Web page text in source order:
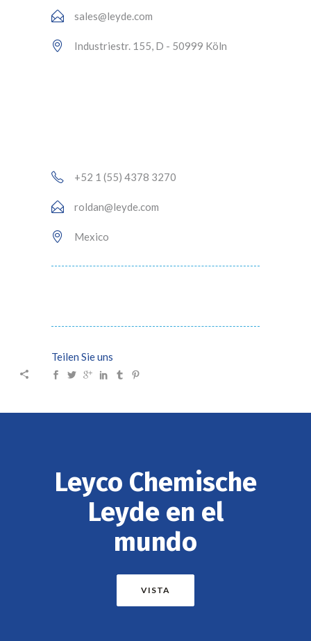
sales@leyde.com
Industriestr. 155, D - 50999 Köln
+52 1 (55) 4378 3270
roldan@leyde.com
Mexico
Teilen Sie uns
Leyco Chemische
Leyde en el
mundo
VISTA